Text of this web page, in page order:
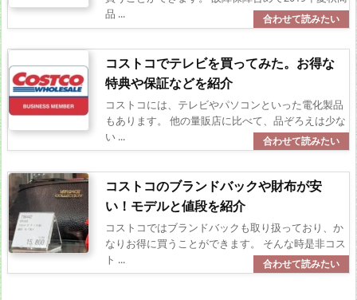
品 ...
コストコでテレビを買ってみた。お得な
特典や保証などを紹介
コストコには、テレビやパソコンといった電化製品
もあります。 他の量販店に比べて、品ぞろえは少な
い ...
コストコのブランドバックや財布が安
い！モデルと値段を紹介
コストコではブランドバックも取り扱っており、か
なりお得に買うことができます。 そんな時是非コス
ト ...